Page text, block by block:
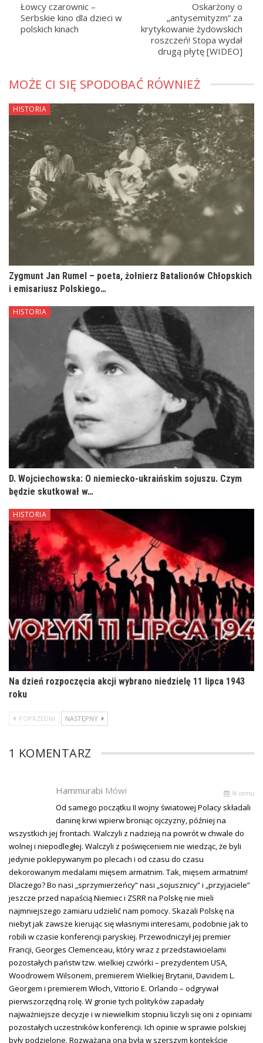
Łowcy czarownic –
Serbskie kino dla dzieci w
polskich kinach
Oskarżony o
„antysemityzm” za
krytykowanie żydowskich
roszczeń! Stopa wydał
drugą płytę [WIDEO]
MOŻE CI SIĘ SPODOBAĆ RÓWNIEŻ
HISTORIA
Zygmunt Jan Rumel – poeta, żołnierz Batalionów Chłopskich
i emisariusz Polskiego…
HISTORIA
D. Wojciechowska: O niemiecko-ukraińskim sojuszu. Czym
będzie skutkował w…
HISTORIA
Na dzień rozpoczęcia akcji wybrano niedzielę 11 lipca 1943
roku
POPRZEDNI NASTĘPNY
1 KOMENTARZ
Hammurabi Mówi % temu
Od samego początku II wojny światowej Polacy składali
daninę krwi wpierw broniąc ojczyzny, później na
wszystkich jej frontach. Walczyli z nadzieją na powrót w chwale do
wolnej i niepodległej. Walczyli z poświęceniem nie wiedząc, że byli
jedynie poklepywanym po plecach i od czasu do czasu
dekorowanym medalami mięsem armatnim. Tak, mięsem armatnim!
Dlaczego? Bo nasi „sprzymierzeńcy” nasi „sojusznicy” i „przyjaciele”
jeszcze przed napaścią Niemiec i ZSRR na Polskę nie mieli
najmniejszego zamiaru udzielić nam pomocy. Skazali Polskę na
niebyt jak zawsze kierując się własnymi interesami, podobnie jak to
robili w czasie konferencji paryskiej. Przewodniczył jej premier
Francji, Georges Clemenceau, który wraz z przedstawicielami
pozostałych państw tzw. wielkiej czwórki – prezydentem USA,
Woodrowem Wilsonem, premierem Wielkiej Brytanii, Davidem L.
Georgem i premierem Włoch, Vittorio E. Orlando – odgrywał
pierwszorzędną rolę. W gronie tych polityków zapadały
najważniejsze decyzje i w niewielkim stopniu liczyli się oni z opiniami
pozostałych uczestników konferencji. Ich opinie w sprawie polskiej
były podzielone. Rozważana ona była w szerszym kontekście